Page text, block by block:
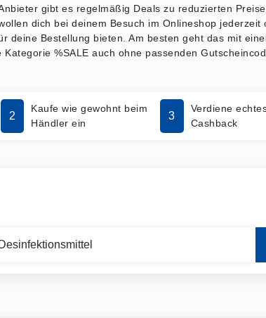
gibt es regelmäßig Deals zu reduzierten
dich bei deinem Besuch im Onlineshop
deine Bestellung bieten. Am besten geht das mit
%SALE auch ohne passenden
2
Kaufe wie gewohnt beim
Händler ein
3
Verdiene
Cashback